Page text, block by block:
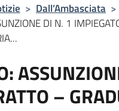
> Dall’Ambasciata >
DI N. 1
–